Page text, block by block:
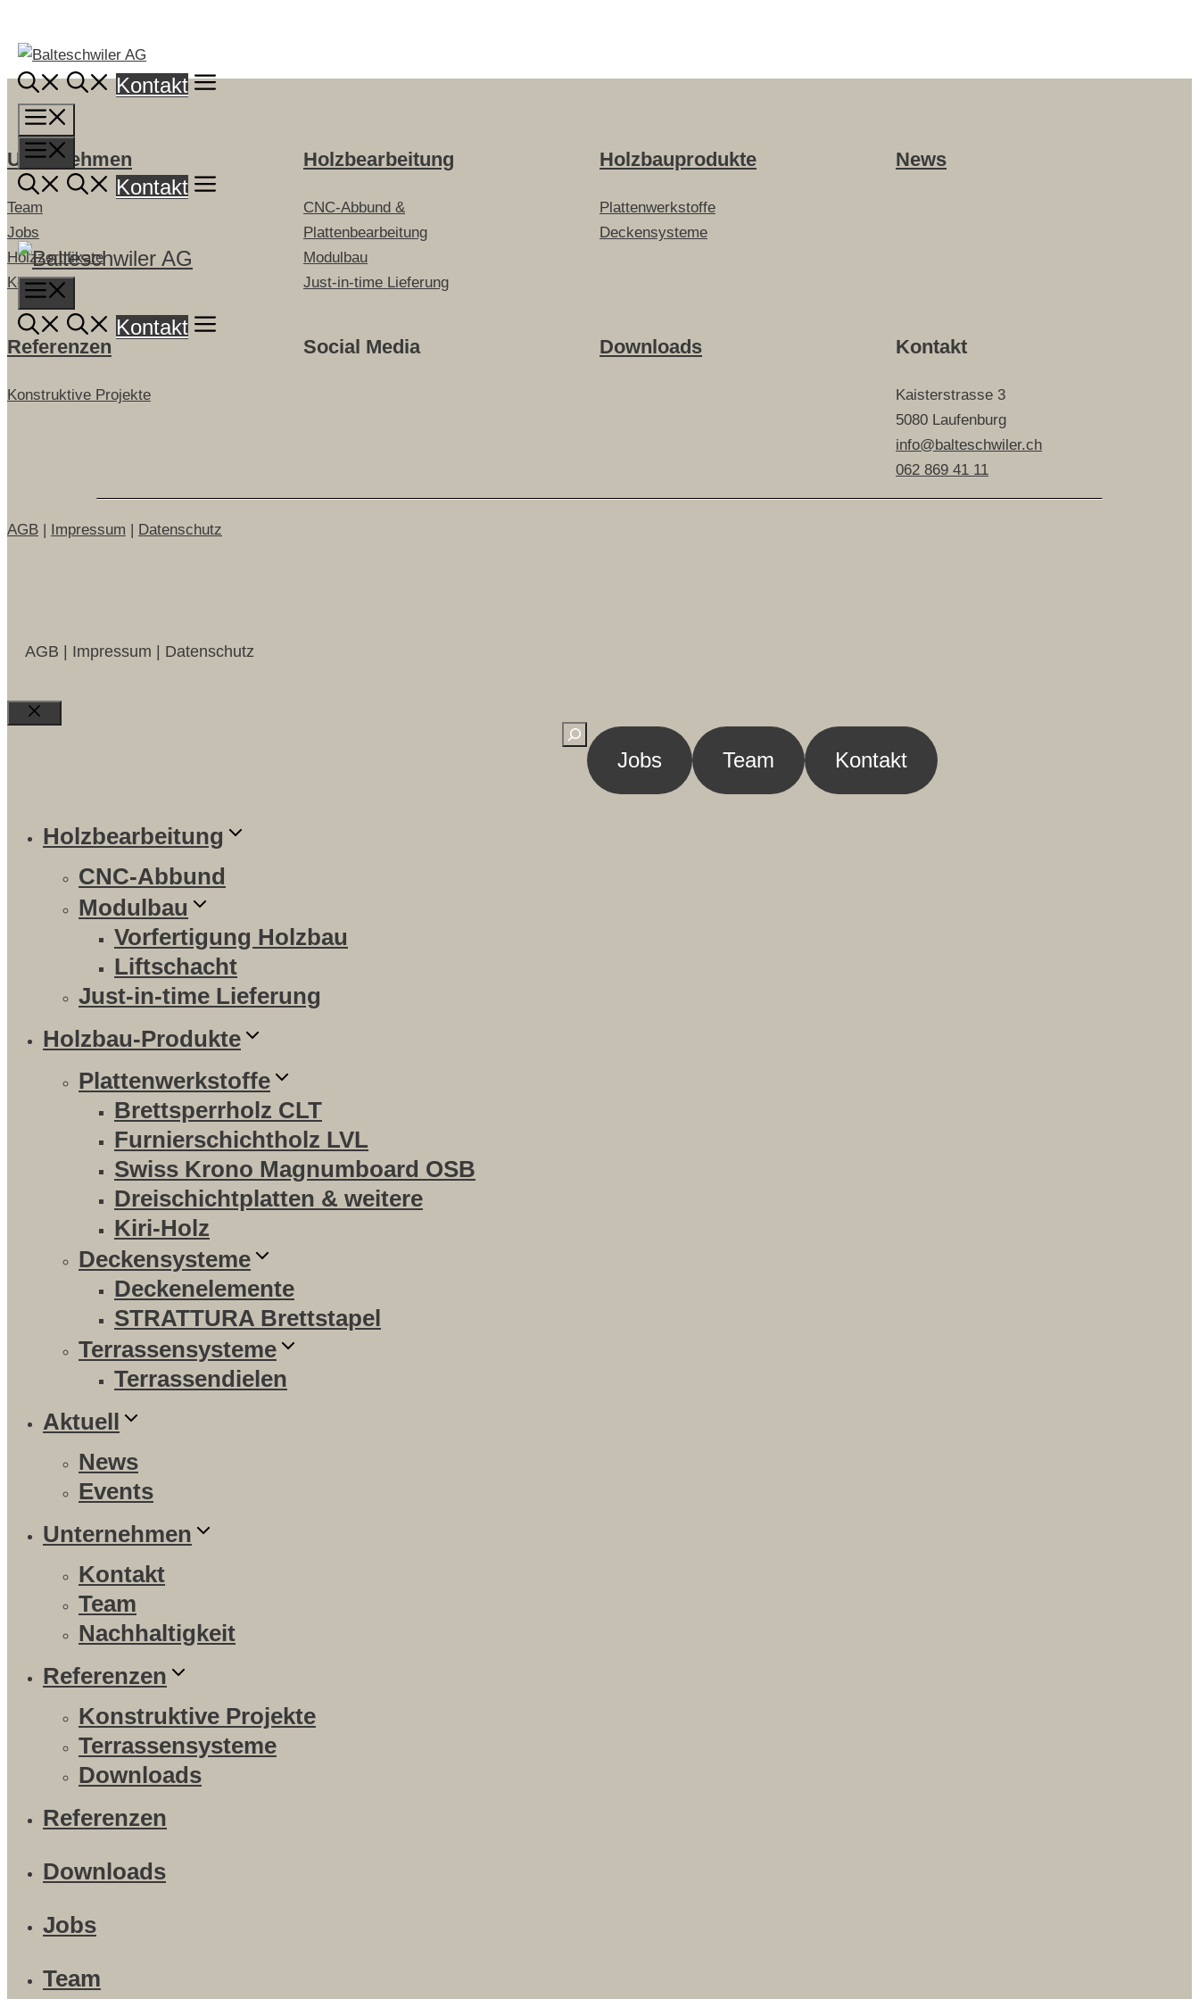
zum
Inhalt
Kontakt
Menü
Kontakt
Kontakt
Unternehmen
Team
Jobs
Holzzertifikate
Kontakt
Holzbearbeitung
CNC-Abbund &
Plattenbearbeitung
Modulbau
Just-in-time Lieferung
Holzbauprodukte
Plattenwerkstoffe
Deckensysteme
News
Referenzen
Konstruktive Projekte
Social Media Downloads Kontakt
Kaisterstrasse 3
5080 Laufenburg
info@balteschwiler.ch
062 869 41 11
AGB | Impressum | Datenschutz
AGB | Impressum | Datenschutz
Close Suchen
Jobs Team Kontakt
Holzbearbeitung
CNC-Abbund
Modulbau
Vorfertigung Holzbau
Liftschacht
Just-in-time Lieferung
Holzbau-Produkte
Plattenwerkstoffe
Brettsperrholz CLT
Furnierschichtholz LVL
Swiss Krono Magnumboard OSB
Dreischichtplatten & weitere
Kiri-Holz
Deckensysteme
Deckenelemente
STRATTURA Brettstapel
Terrassensysteme
Terrassendielen
Aktuell
News
Events
Unternehmen
Kontakt
Team
Nachhaltigkeit
Referenzen
Konstruktive Projekte
Terrassensysteme
Downloads
Referenzen
Downloads
Jobs
Team